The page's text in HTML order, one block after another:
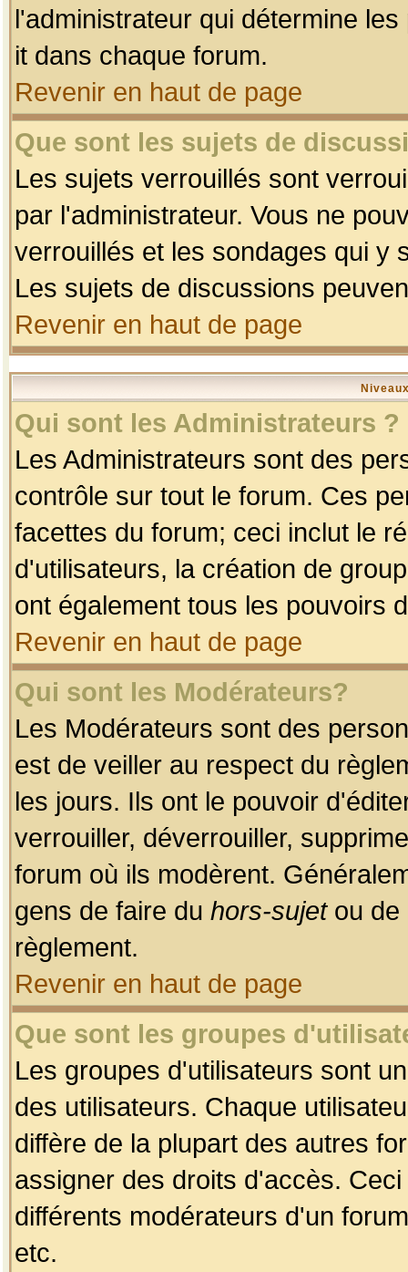
l'administrateur qui détermine
it dans chaque forum.
Revenir en haut de page
Que sont les sujets de
Les sujets verrouillés sont
par l'administrateur. Vous ne
verrouillés et les sondages qui y
Les sujets de discussions
Revenir en haut de page
Qui sont les Administrateurs ?
Les Administrateurs sont des
contrôle sur tout le forum. Ces
facettes du forum; ceci inclut le
d'utilisateurs, la création de
ont également tous les pouvoirs
Revenir en haut de page
Qui sont les Modérateurs?
Les Modérateurs sont des
est de veiller au respect du
les jours. Ils ont le pouvoir
verrouiller, déverrouiller,
forum où ils modèrent.
gens de faire du hors-sujetou de
règlement.
Revenir en haut de page
Que sont les groupes
Les groupes d'utilisateurs sont
des utilisateurs. Chaque
diffère de la plupart des autres
assigner des droits d'accès.
différents modérateurs d'un
etc.